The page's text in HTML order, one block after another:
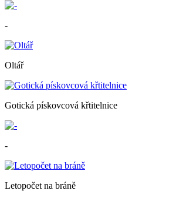
-
Oltář
Gotická pískovcová křtitelnice
-
Letopočet na bráně